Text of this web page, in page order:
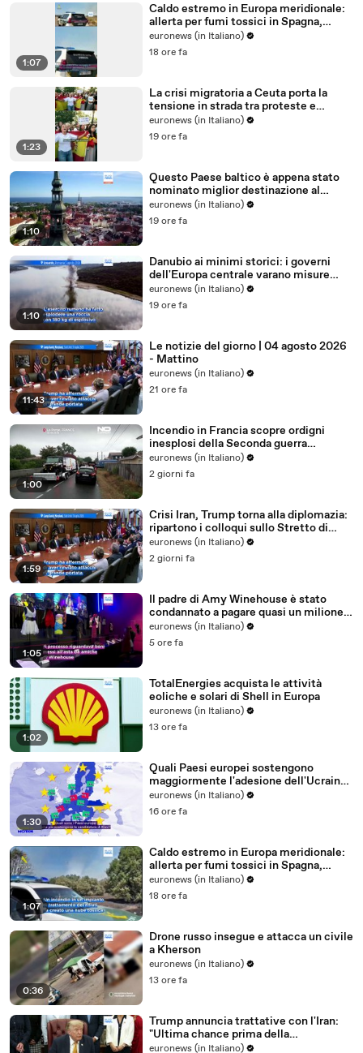
1:07
Caldo estremo in Europa meridionale:
allerta per fumi tossici in Spagna,
Francia ferma reattori
euronews (in Italiano)
18 ore fa
1:23
La crisi migratoria a Ceuta porta la
tensione in strada tra proteste e
critiche al governo
euronews (in Italiano)
19 ore fa
1:10
Questo Paese baltico è appena stato
nominato miglior destinazione al
mondo per trasferirsi nel 2026
euronews (in Italiano)
19 ore fa
1:10
Danubio ai minimi storici: i governi
dell'Europa centrale varano misure
d'emergenza
euronews (in Italiano)
19 ore fa
11:43
Le notizie del giorno | 04 agosto 2026
- Mattino
euronews (in Italiano)
21 ore fa
1:00
Incendio in Francia scopre ordigni
inesplosi della Seconda guerra
mondiale
euronews (in Italiano)
2 giorni fa
1:59
Crisi Iran, Trump torna alla diplomazia:
ripartono i colloqui sullo Stretto di
Hormuz
euronews (in Italiano)
2 giorni fa
1:05
Il padre di Amy Winehouse è stato
condannato a pagare quasi un milione
di sterline alle amiche
euronews (in Italiano)
5 ore fa
1:02
TotalEnergies acquista le attività
eoliche e solari di Shell in Europa
euronews (in Italiano)
13 ore fa
1:30
Quali Paesi europei sostengono
maggiormente l'adesione dell'Ucraina
all'Ue?
euronews (in Italiano)
16 ore fa
1:07
Caldo estremo in Europa meridionale:
allerta per fumi tossici in Spagna,
Francia ferma reattori
euronews (in Italiano)
18 ore fa
0:36
Drone russo insegue e attacca un civile
a Kherson
euronews (in Italiano)
13 ore fa
Trump annuncia trattative con l'Iran:
"Ultima chance prima della
decapitazione", Teheran smentisce
euronews (in Italiano)